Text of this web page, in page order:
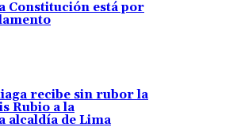
Constitución está por
recibe sin rubor la
Rubio a la
alcaldía de Lima